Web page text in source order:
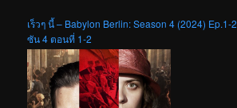
เร็วๆ นี้ – Babylon Berlin: Season 4 (2024)
ซัน 4 ตอนที่ 1-2